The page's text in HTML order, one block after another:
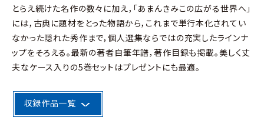
とらえ続けた名作の数々に加え，「あまんきみこの広がる世界へ」
には，古典に題材をとった物語から，これまで単行本化されてい
なかった隠れた秀作まで，個人選集ならではの充実したラインナ
ップをそろえる。最新の著者自筆年譜，著作目録も掲載。美しく丈
夫なケース入りの5巻セットはプレゼントにも最適。
収録作品一覧